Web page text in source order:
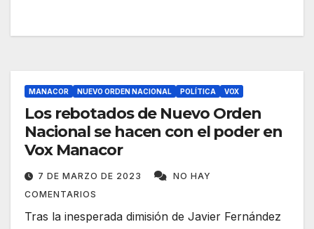
MANACOR NUEVO ORDEN NACIONAL POLÍTICA VOX
Los rebotados de Nuevo Orden
Nacional se hacen con el poder en
Vox Manacor
7 DE MARZO DE 2023
NO HAY
COMENTARIOS
Tras la inesperada dimisión de Javier Fernández